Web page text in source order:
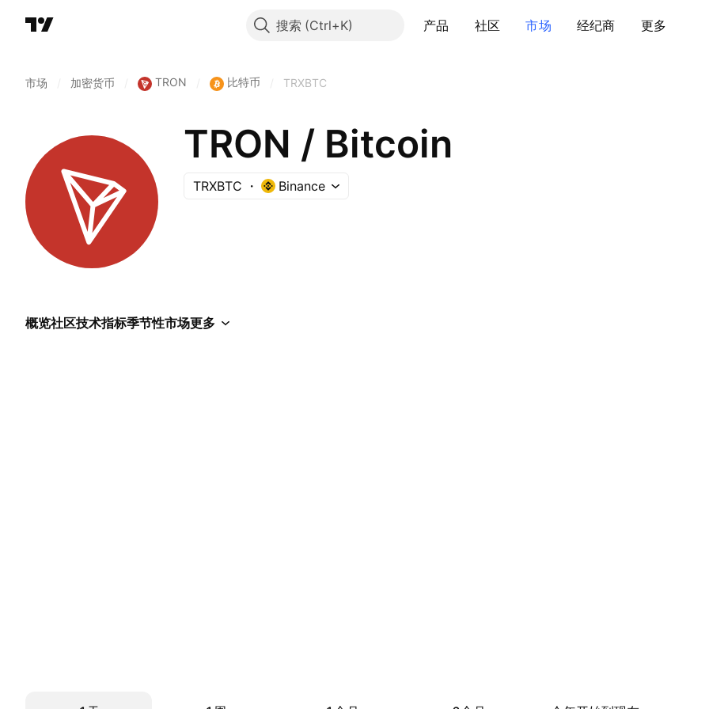
搜索 产品 社区 市场 经纪商 更多
市场 加密货币 TRON 比特币 TRXBTC
TRON / Bitcoin
TRXBTC Binance
概览社区技术指标季节性市场更多